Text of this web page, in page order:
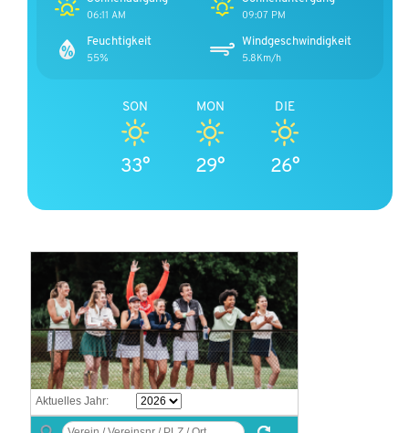
06:11 AM 09:07 PM
Feuchtigkeit
55%
Windgeschwindigkeit
5.8Km/h
SON
33°
MON
29°
DIE
26°